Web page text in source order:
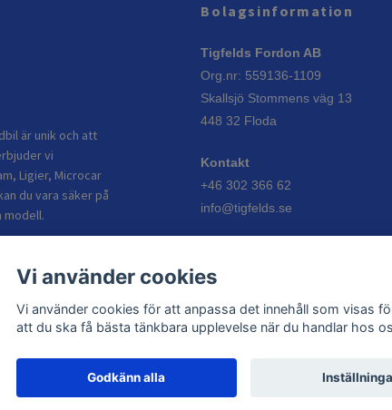
är unik och att
vi
Ligier, Microcar
du vara säker på
modell.
Bolagsinformation
Tigfelds Fordon AB
Org.nr: 559136-1109
Skallsjö Stommens väg 13
448 32 Floda
Kontakt
+46 302 366 62
info@tigfelds.se
Vardagar: 08:00–17:00
Vi använder cookies
Vi använder cookies för att anpassa det innehåll som visas
att du ska få bästa tänkbara upplevelse när du handlar hos
Godkänn alla